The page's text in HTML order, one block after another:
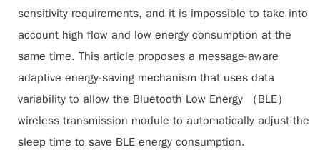
sensitivity requirements, and it is impossible to take into
account high flow and low energy consumption at the
same time. This article proposes a message-aware
adaptive energy-saving mechanism that uses data
variability to allow the Bluetooth Low Energy （BLE）
wireless transmission module to automatically adjust the
sleep time to save BLE energy consumption.